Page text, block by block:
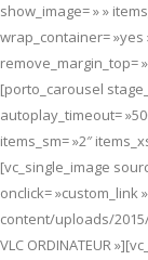
show_image= » »
wrap_container= »yes
remove_margin_top=
[porto_carousel
autoplay_timeout=
items_sm= »2″
[vc_single_image
onclick= »custom_link
content/uploads/2015/
VLC ORDINATEUR